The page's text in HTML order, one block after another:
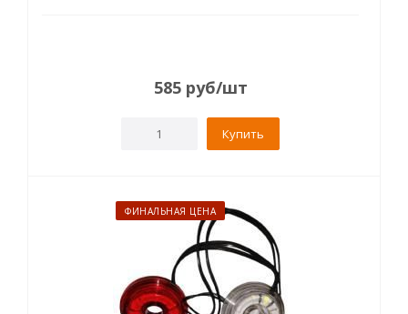
585 руб/шт
Купить
ФИНАЛЬНАЯ ЦЕНА